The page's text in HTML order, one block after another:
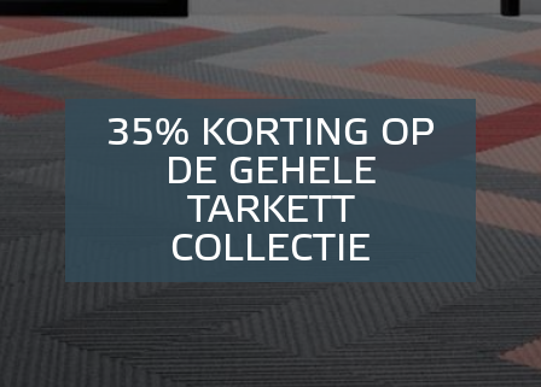
35% KORTING OP
DE GEHELE
TARKETT
COLLECTIE